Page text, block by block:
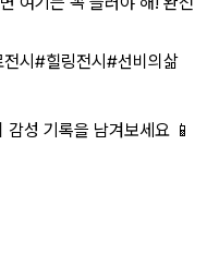
시 #힐링전시 #선비의삶
성 기록을 남겨보세요 📱